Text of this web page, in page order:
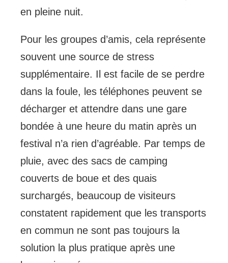
en pleine nuit.
Pour les groupes d’amis, cela représente
souvent une source de stress
supplémentaire. Il est facile de se perdre
dans la foule, les téléphones peuvent se
décharger et attendre dans une gare
bondée à une heure du matin après un
festival n’a rien d’agréable. Par temps de
pluie, avec des sacs de camping
couverts de boue et des quais
surchargés, beaucoup de visiteurs
constatent rapidement que les transports
en commun ne sont pas toujours la
solution la plus pratique après une